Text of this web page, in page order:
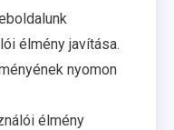
élmény javítása.
nyomon
élmény